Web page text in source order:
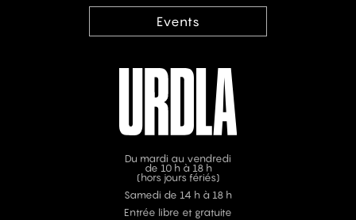
Events
Du mardi au vendredi
de 10 h à 18 h
(hors jours fériés)
Samedi de 14 h à 18 h
Entrée libre et gratuite